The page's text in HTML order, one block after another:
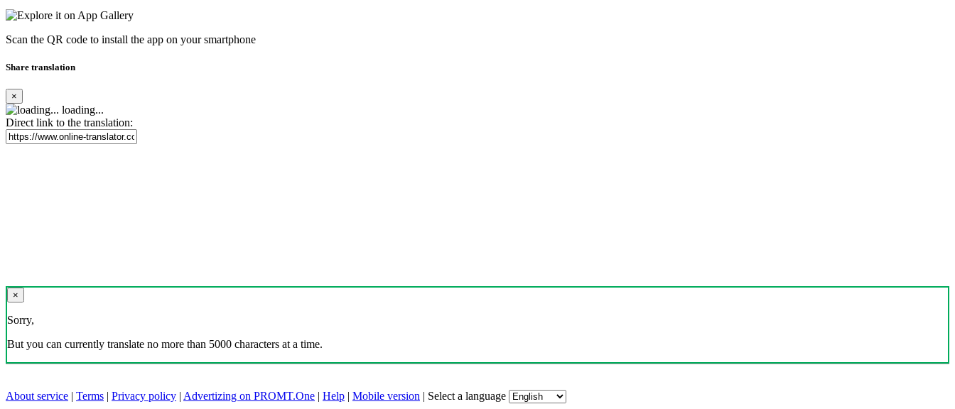
Scan the QR code to install the app on your smartphone
Share translation
×
loading...
Direct link to the translation:
×
Sorry,
But you can currently translate no more than 5000 characters at a time.
About service | Terms | Privacy policy | Advertizing on PROMT.One | Help | Mobile version | Select a language